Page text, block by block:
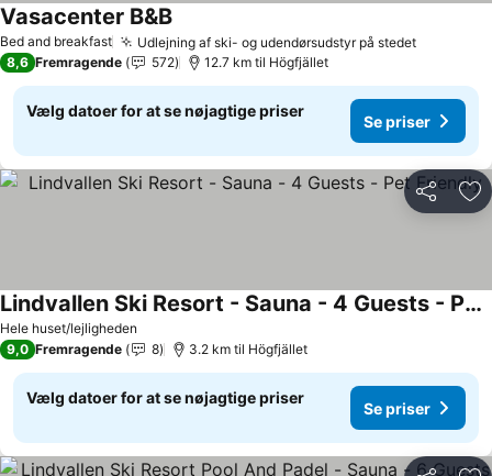
Bed and breakfast Udlejning af ski- og udendørsudstyr på stedet
Vasacenter B&B
8,6 Fremragende 572 12.7 km til Högfjället
Vælg datoer for at se nøjagtige priser
Se priser
Del
Hele huset/lejligheden
Lindvallen Ski Resort - Sauna - 4 Guests - Pet Friendly
9,0 Fremragende 8 3.2 km til Högfjället
Vælg datoer for at se nøjagtige priser
Se priser